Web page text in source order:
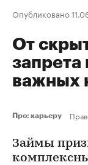
Опубликовано
От
запрета
важных
Про: карьеру
Займы